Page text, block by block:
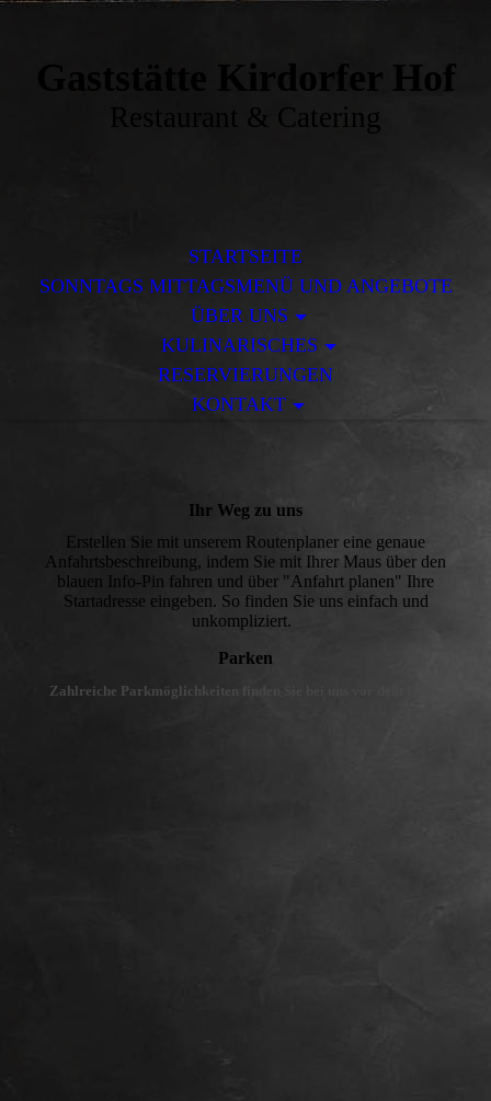
Gaststätte Kirdorfer Hof
Restaurant & Catering
STARTSEITE
SONNTAGS MITTAGSMENÜ UND ANGEBOTE
ÜBER UNS
KULINARISCHES
RESERVIERUNGEN
KONTAKT
Ihr Weg zu uns
Erstellen Sie mit unserem Routenplaner eine genaue
Anfahrtsbeschreibung, indem Sie mit Ihrer Maus über den
blauen Info-Pin fahren und über "Anfahrt planen" Ihre
Startadresse eingeben. So finden Sie uns einfach und
unkompliziert.
Parken
Zahlreiche Parkmöglichkeiten finden Sie bei uns vor dem Haus.